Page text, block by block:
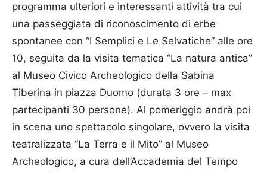
programma ulteriori e interessanti attività tra cui
una passeggiata di riconoscimento di erbe
spontanee con “I Semplici e Le Selvatiche” alle ore
10, seguita da la visita tematica “La natura antica”
al Museo Civico Archeologico della Sabina
Tiberina in piazza Duomo (durata 3 ore – max
partecipanti 30 persone). Al pomeriggio andrà poi
in scena uno spettacolo singolare, ovvero la visita
teatralizzata “La Terra e il Mito” al Museo
Archeologico, a cura dell’Accademia del Tempo